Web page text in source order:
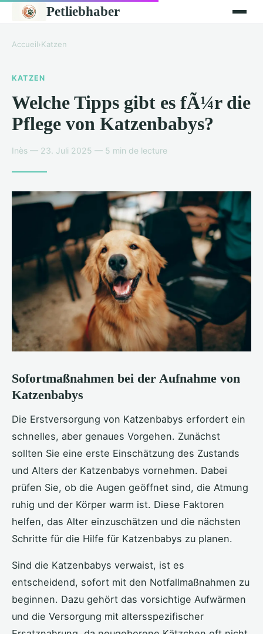
Petliebhaber
Accueil›Katzen
KATZEN
Welche Tipps gibt es fÃ¼r die
Pflege von Katzenbabys?
Inès — 23. Juli 2025 — 5 min de lecture
Sofortmaßnahmen bei der Aufnahme von
Katzenbabys
Die Erstversorgung von Katzenbabys erfordert ein
schnelles, aber genaues Vorgehen. Zunächst
sollten Sie eine erste Einschätzung des Zustands
und Alters der Katzenbabys vornehmen. Dabei
prüfen Sie, ob die Augen geöffnet sind, die Atmung
ruhig und der Körper warm ist. Diese Faktoren
helfen, das Alter einzuschätzen und die nächsten
Schritte für die Hilfe für Katzenbabys zu planen.
Sind die Katzenbabys verwaist, ist es
entscheidend, sofort mit den Notfallmaßnahmen zu
beginnen. Dazu gehört das vorsichtige Aufwärmen
und die Versorgung mit altersspezifischer